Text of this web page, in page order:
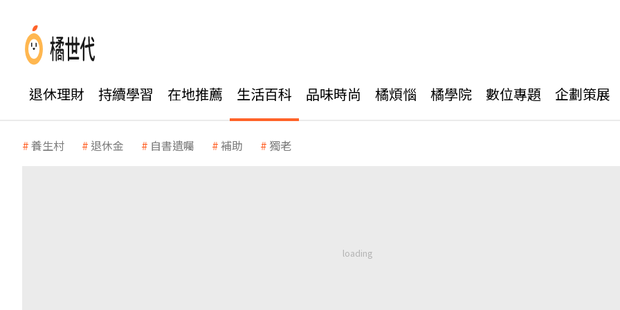
退休理財 持續學習 在地推薦 生活百科 品味時尚 橘煩惱 橘學院 數位專題 企劃策展
養生村 退休金 自書遺囑 補助 獨老